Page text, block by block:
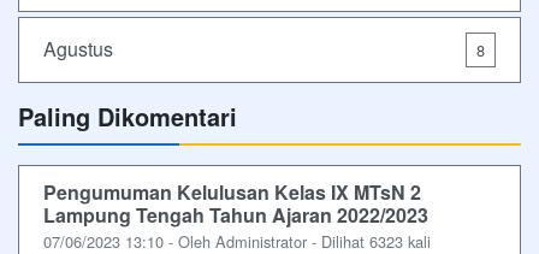
Agustus 8
Paling Dikomentari
Pengumuman Kelulusan Kelas IX MTsN 2
Lampung Tengah Tahun Ajaran 2022/2023
07/06/2023 13:10 - Oleh Administrator - Dilihat 6323 kali